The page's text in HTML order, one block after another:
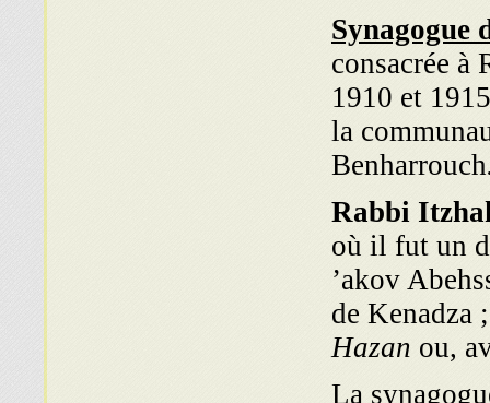
Synagogue
consacrée à
1910 et
la
Benharrouch
Rabbi
où il fut un
’akov
de Kenadza
Hazan ou,
La